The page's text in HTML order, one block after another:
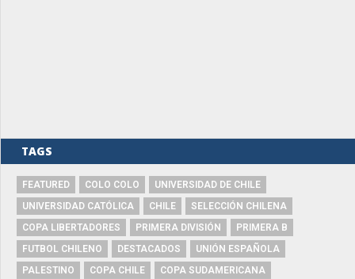
TAGS
FEATURED COLO COLO
UNIVERSIDAD DE CHILE
UNIVERSIDAD CATÓLICA
CHILE
SELECCIÓN CHILENA
COPA LIBERTADORES
PRIMERA DIVISIÓN
PRIMERA B
FUTBOL CHILENO
DESTACADOS
UNIÓN ESPAÑOLA
PALESTINO
COPA CHILE
COPA SUDAMERICANA